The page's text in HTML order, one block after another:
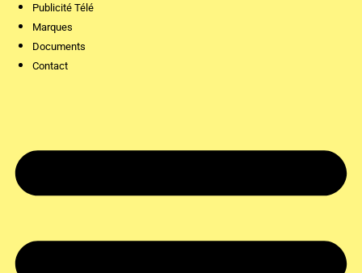
Publicité Télé
Marques
Documents
Contact